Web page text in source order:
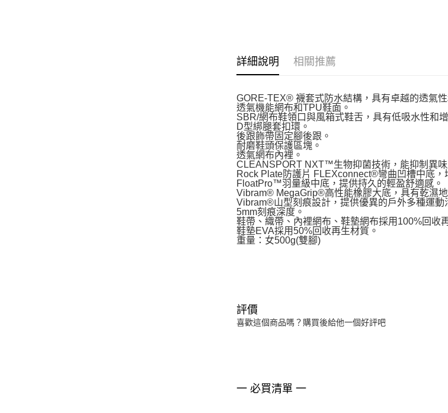
詳細說明 相關推薦
GORE-TEX® 襪套式防水結構，具有卓越的透氣性
透氣機能網布和TPU鞋面。
SBR/網布鞋領口與風箱式鞋舌，具有低吸水性和
D型綁腿套扣環。
後跟飾帶固定腳後跟。
耐磨鞋頭保護區塊。
透氣網布內裡。
CLEANSPORT NXT™生物抑菌技術，能抑制異味
Rock Plate防護片 FLEXconnect®彎曲凹槽中底，
FloatPro™羽量級中底，提供持久的輕盈舒適感。
Vibram® MegaGrip®高性能橡膠大底，具有乾濕
Vibram®山型刻痕設計，提供優異的戶外多種運動
5mm刻痕深度。
鞋帶、織帶、內裡網布、鞋墊網布採用100%回收
鞋墊EVA採用50%回收再生材質。
重量：女500g(雙腳)
評價
喜歡這個商品嗎？購買後給他一個好評吧
一 必買清單 一